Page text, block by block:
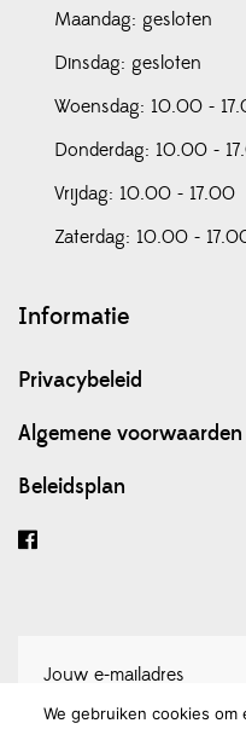
Maandag: gesloten
Dinsdag: gesloten
Woensdag: 10.00 -
Donderdag: 10.00 -
Vrijdag: 10.00 - 17.00
Zaterdag: 10.00 -
Informatie
Privacybeleid
Algemene voorwaarden
Beleidsplan
We gebruiken cookies